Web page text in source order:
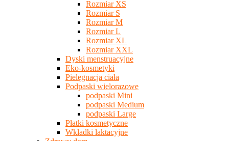
Rozmiar XS
Rozmiar S
Rozmiar M
Rozmiar L
Rozmiar XL
Rozmiar XXL
Dyski menstruacyjne
Eko-kosmetyki
Pielęgnacja ciała
Podpaski wielorazowe
podpaski Mini
podpaski Medium
podpaski Large
Płatki kosmetyczne
Wkładki laktacyjne